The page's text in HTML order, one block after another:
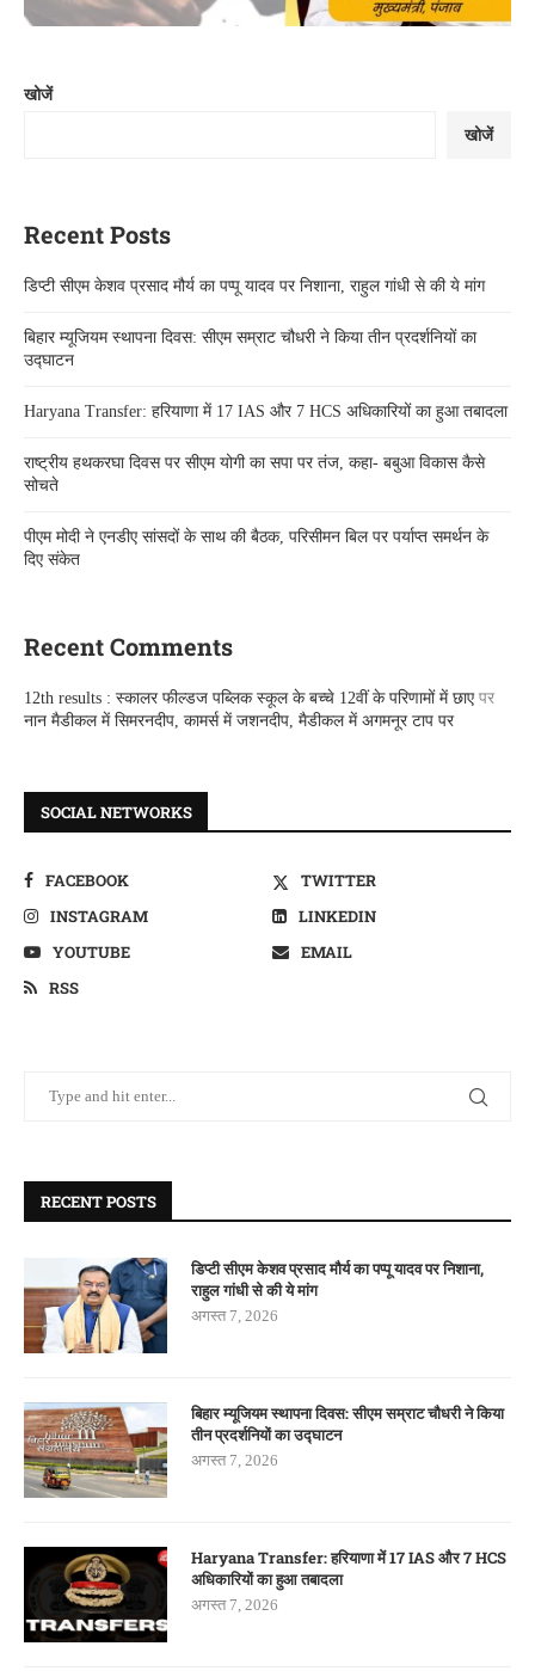
खोजें
खोजें
Recent Posts
डिप्टी सीएम केशव प्रसाद मौर्य का पप्पू यादव पर निशाना, राहुल गांधी से की ये मांग
बिहार म्यूजियम स्थापना दिवस: सीएम सम्राट चौधरी ने किया तीन प्रदर्शनियों का
उद्घाटन
Haryana Transfer: हरियाणा में 17 IAS और 7 HCS अधिकारियों का हुआ तबादला
राष्ट्रीय हथकरघा दिवस पर सीएम योगी का सपा पर तंज, कहा- बबुआ विकास कैसे
सोचते
पीएम मोदी ने एनडीए सांसदों के साथ की बैठक, परिसीमन बिल पर पर्याप्त समर्थन के
दिए संकेत
Recent Comments
12th results : स्कालर फील्डज पब्लिक स्कूल के बच्चे 12वीं के परिणामों में छाएपर
नान मैडीकल में सिमरनदीप, कामर्स में जशनदीप, मैडीकल में अगमनूर टाप पर
SOCIAL NETWORKS
FACEBOOK
TWITTER
INSTAGRAM
LINKEDIN
YOUTUBE
EMAIL
RSS
RECENT POSTS
डिप्टी सीएम केशव प्रसाद मौर्य का पप्पू यादव पर निशाना,
राहुल गांधी से की ये मांग
अगस्त 7, 2026
बिहार म्यूजियम स्थापना दिवस: सीएम सम्राट चौधरी ने किया
तीन प्रदर्शनियों का उद्घाटन
अगस्त 7, 2026
Haryana Transfer: हरियाणा में 17 IAS और 7 HCS
अधिकारियों का हुआ तबादला
अगस्त 7, 2026